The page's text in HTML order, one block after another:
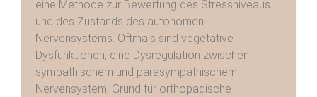
eine Methode zur Bewertung des Stressniveaus
und des Zustands des autonomen
Nervensystems. Oftmals sind vegetative
Dysfunktionen, eine Dysregulation zwischen
sympathischem und parasympathischem
Nervensystem, Grund für orthopädische